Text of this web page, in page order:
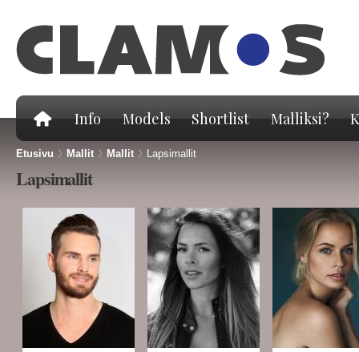
Info Models Shortlist Malliksi?
Etusivu > Mallit> Mallit> Lapsimallit
Lapsimallit
Sivut